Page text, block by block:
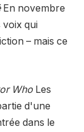
En novembre
qui
– mais ce
Who Les
d'une
dans le